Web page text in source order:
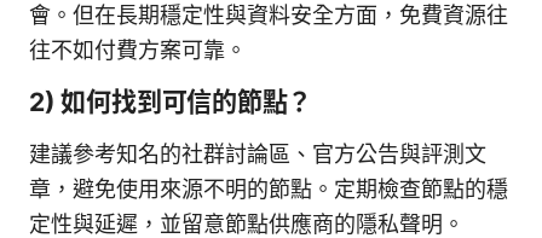
會。但在長期穩定性與資料安全方面，免費資源往
往不如付費方案可靠。
2) 如何找到可信的節點？
建議參考知名的社群討論區、官方公告與評測文
章，避免使用來源不明的節點。定期檢查節點的穩
定性與延遲，並留意節點供應商的隱私聲明。